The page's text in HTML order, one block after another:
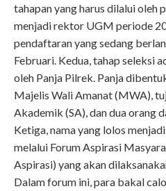
tahapan yang harus dilalui
menjadi rektor UGM periode
pendaftaran yang sedang
Februari. Kedua, tahap seleksi
oleh Panja Pilrek. Panja
Majelis Wali Amanat (MWA),
Akademik (SA), dan dua orang
Ketiga, nama yang lolos
melalui Forum Aspirasi
Aspirasi) yang akan
Dalam forum ini, para bakal